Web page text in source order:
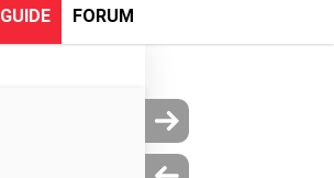
GUIDE FORUM